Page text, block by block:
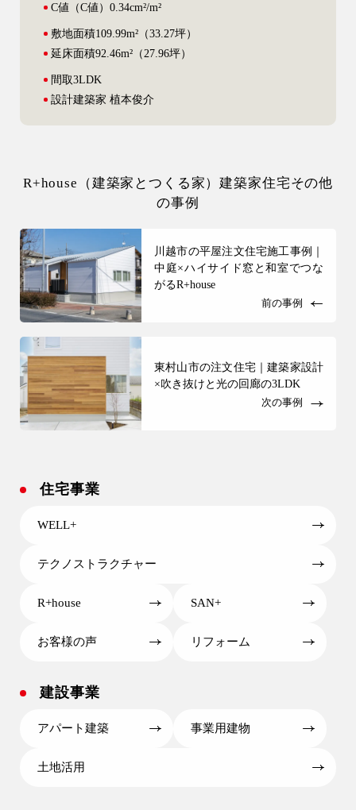
C値 （C値）0.34cm²/m²
敷地面積109.99m²（33.27坪）
延床面積92.46m²（27.96坪）
間取3LDK
設計建築家 植本俊介
R+house（建築家とつくる家）建築家住宅その他
の事例
川越市の平屋注文住宅施工事例｜
中庭×ハイサイド窓と和室でつな
がるR+house
前の事例
東村山市の注文住宅｜建築家設計
×吹き抜けと光の回廊の3LDK
次の事例
住宅事業
WELL+
テクノストラクチャー
R+house SAN+
お客様の声 リフォーム
建設事業
アパート建築 事業用建物
土地活用